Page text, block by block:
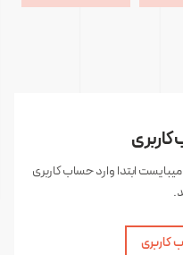
ابتدا وارد حساب کاربری
کاربری